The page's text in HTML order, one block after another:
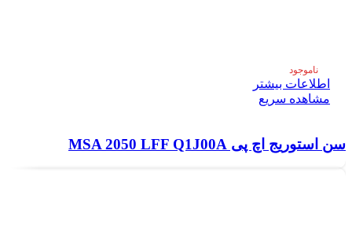
ناموجود
اطلاعات بیشتر
مشاهده سریع
سن استوریج اچ پی MSA 2050 LFF Q1J00A